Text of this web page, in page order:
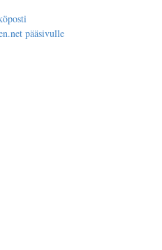
pääsivulle